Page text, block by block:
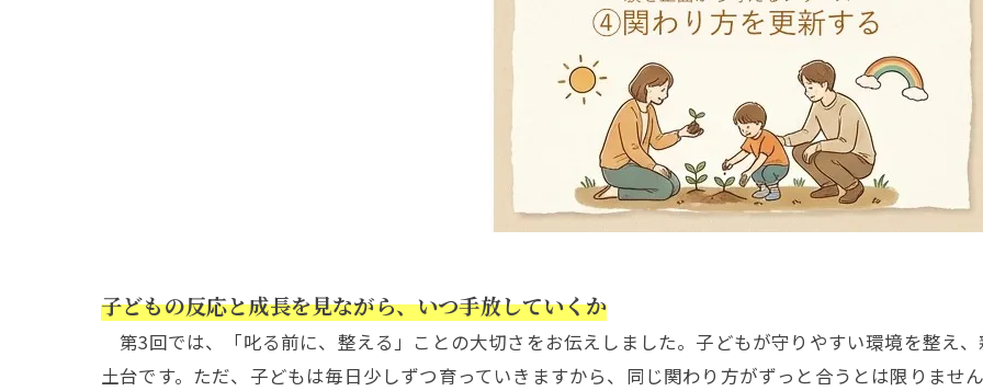
子どもの反応と成長を見ながら、いつ手放していくか
第3回では、「叱る前に、整える」ことの大切さをお伝えしました。子どもが守りやすい環境を整え
土台です。ただ、子どもは毎日少しずつ育っていきますから、同じ関わり方がずっと合うとは限りませ